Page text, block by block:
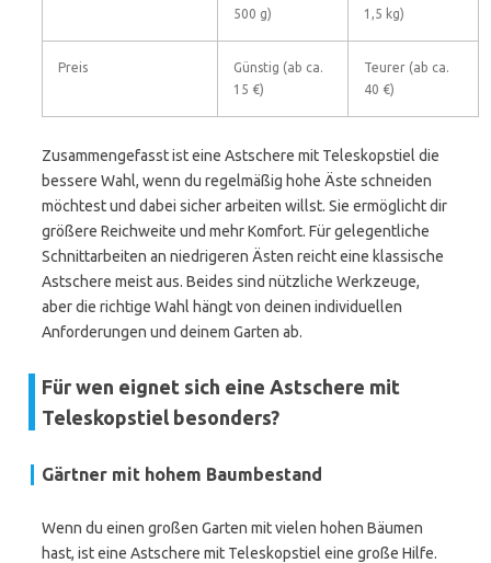
500 g)
1,5 kg)
Preis
Günstig (ab ca.
15 €)
Teurer (ab ca.
40 €)
Zusammengefasst ist eine Astschere mit Teleskopstiel die
bessere Wahl, wenn du regelmäßig hohe Äste schneiden
möchtest und dabei sicher arbeiten willst. Sie ermöglicht dir
größere Reichweite und mehr Komfort. Für gelegentliche
Schnittarbeiten an niedrigeren Ästen reicht eine klassische
Astschere meist aus. Beides sind nützliche Werkzeuge,
aber die richtige Wahl hängt von deinen individuellen
Anforderungen und deinem Garten ab.
Für wen eignet sich eine Astschere mit
Teleskopstiel besonders?
Gärtner mit hohem Baumbestand
Wenn du einen großen Garten mit vielen hohen Bäumen
hast, ist eine Astschere mit Teleskopstiel eine große Hilfe.